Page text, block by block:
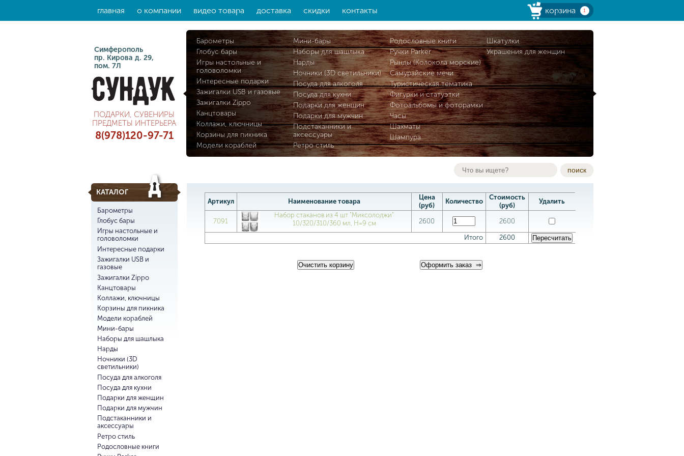
главная о компании видео товара доставка скидки контакты корзина 1
Симферополь
пр. Кирова д. 29,
пом. 7Л
ПОДАРКИ, СУВЕНИРЫ
ПРЕДМЕТЫ ИНТЕРЬЕРА
8(978)120-97-71
Барометры
Глобус бары
Игры настольные и
головоломки
Интересные подарки
Зажигалки USB и газовые
Зажигалки Zippo
Канцтовары
Коллажи, ключницы
Корзины для пикника
Модели кораблей
Мини-бары
Наборы для шашлыка
Нарды
Ночники (3D светильники)
Посуда для алкоголя
Посуда для кухни
Подарки для женщин
Подарки для мужчин
Подстаканники и
аксессуары
Ретро стиль
Родословные книги
Ручки Parker
Рынды (Колокола морские)
Самурайские мечи
Туристическая тематика
Фигурки и статуэтки
Фотоальбомы и фоторамки
Часы
Шахматы
Шампура
Шкатулки
Украшения для женщин
поиск
КАТАЛОГ
Барометры
Глобус бары
Игры настольные и
головоломки
Интересные подарки
Зажигалки USB и
газовые
Зажигалки Zippo
Канцтовары
Коллажи, ключницы
Корзины для пикника
Модели кораблей
Мини-бары
Наборы для шашлыка
Нарды
Ночники (3D
светильники)
Посуда для алкоголя
Посуда для кухни
Подарки для женщин
Подарки для мужчин
Подстаканники и
аксессуары
Ретро стиль
Родословные книги
Артикул Наименование товара
Цена
(руб)
Количество
Стоимость
(руб)
Удалить
7091
Набор стаканов из 4 шт "Миксолоджи"
10/320/310/360 мл, Н=9 см
2600 2600
Итого 2600